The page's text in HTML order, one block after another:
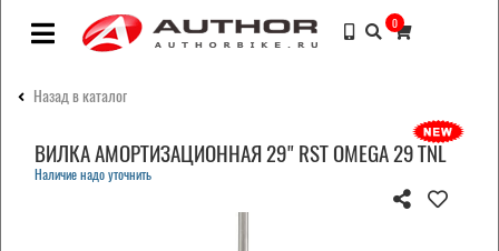
0
Назад в каталог
ВИЛКА АМОРТИЗАЦИОННАЯ 29" RST OMEGA 29 TNL
Наличие надо уточнить